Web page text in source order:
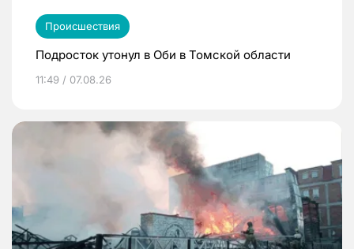
Происшествия
Подросток утонул в Оби в Томской области
11:49 / 07.08.26